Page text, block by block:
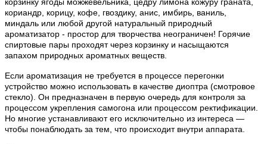
кориандр, корицу, кофе, гвоздику, анис, имбирь, ваниль,
миндаль или любой другой натуральный природный
ароматизатор - простор для творчества неограничен! Горячие
спиртовые пары проходят через корзинку и насыщаются
запахом природных ароматных веществ.
Если ароматизация не требуется в процессе перегонки
устройство можно использовать в качестве диоптра (смотровое
стекло). Он предназначен в первую очередь для контроля за
процессом укрепления самогона или процессом ректификации.
Но многие устанавливают его исключительно из интереса —
чтобы понаблюдать за тем, что происходит внутри аппарата.